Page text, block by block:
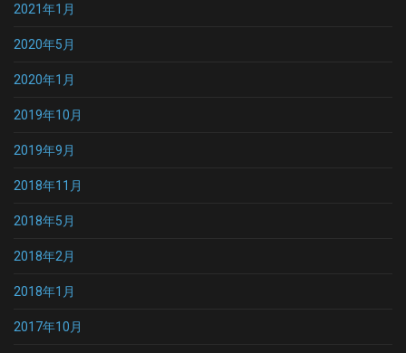
2021年1月
2020年5月
2020年1月
2019年10月
2019年9月
2018年11月
2018年5月
2018年2月
2018年1月
2017年10月